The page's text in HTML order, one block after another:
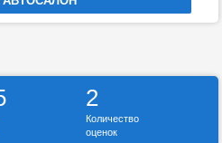
2
Количество
оценок